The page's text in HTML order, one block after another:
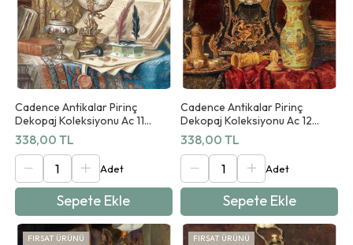
Cadence Antikalar Pirinç
Dekopaj Koleksiyonu Ac 11
90x125cm
338,00 TL
Sepete Ekle
Cadence Antikalar Pirinç
Dekopaj Koleksiyonu Ac 12
90x125cm
338,00 TL
Sepete Ekle
FIRSAT ÜRÜNÜ FIRSAT ÜRÜNÜ